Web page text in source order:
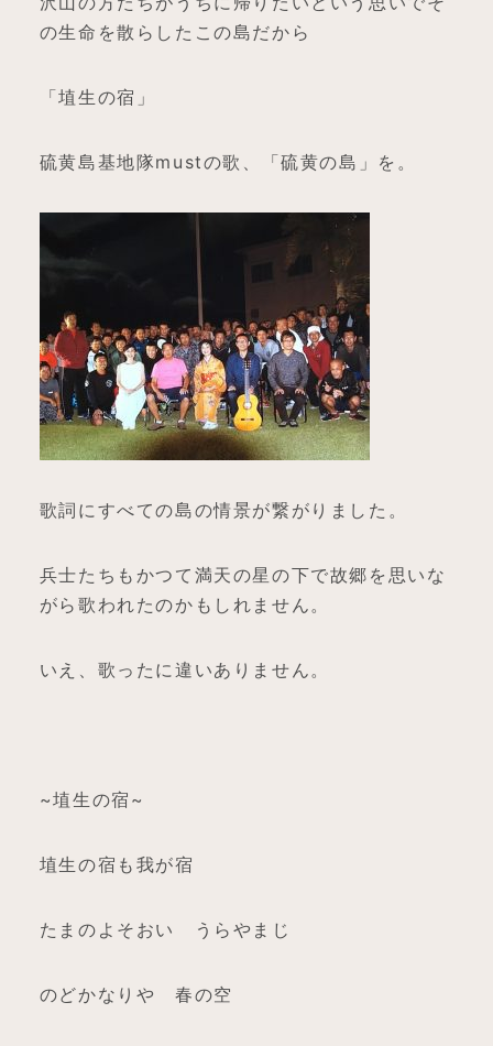
の生命を散らしたこの島だから
「埴生の宿」
硫黄島基地隊mustの歌、「硫黄の島」を。
歌詞にすべての島の情景が繋がりました。
兵士たちもかつて満天の星の下で故郷を思いな
がら歌われたのかもしれません。
いえ、歌ったに違いありません。
~埴生の宿~
埴生の宿も我が宿
たまのよそおい うらやまじ
のどかなりや 春の空